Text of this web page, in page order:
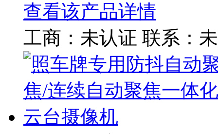
查看该产品详情
工商： 未认证 联系：